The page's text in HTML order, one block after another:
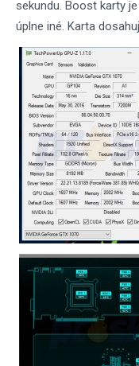
sekundu. Boost karty
úplne iné. Karta